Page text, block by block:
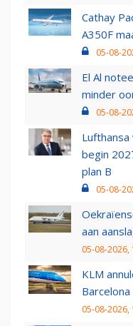
Cathay
A350F
05-08-
El Al
minder
05-08-
begin
plan B
05-08-
aan
05-08-2026,
KLM
05-08-2026,